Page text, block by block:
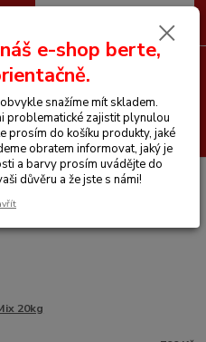
Hledat
0 Kč
Spillers
20kg
e-shop berte,
snažíme mít skladem.
problematické zajistit plynulou
prosím do košíku produkty, jaké
obratem informovat, jaký je
a barvy prosím uvádějte do
důvěru a že jste s námi!